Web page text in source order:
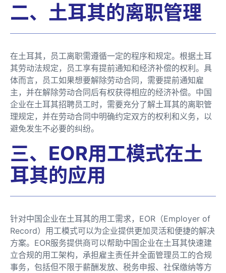
二、土耳其的离职管理
在土耳其，员工离职需遵循一定的程序和规定。根据土耳
其劳动法规定，员工享有提前通知和经济补偿的权利。具
体而言，员工如果想要解除劳动合同，需要提前通知雇
主，并在解除劳动合同后有权获得相应的经济补偿。中国
企业在土耳其招聘员工时，需要充分了解土耳其的离职管
理规定，并在劳动合同中明确约定双方的权利和义务，以
避免发生不必要的纠纷。
三、EOR用工模式在土
耳其的应用
针对中国企业在土耳其的用工需求，EOR（Employer of
Record）用工模式可以为企业提供更加灵活和便捷的解决
方案。EOR服务提供商可以帮助中国企业在土耳其快速建
立合规的用工架构，承担雇主责任并全面管理员工的合规
事务，包括但不限于薪酬发放、税务申报、社保缴纳等方